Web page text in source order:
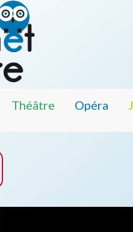
Théâtre Opéra